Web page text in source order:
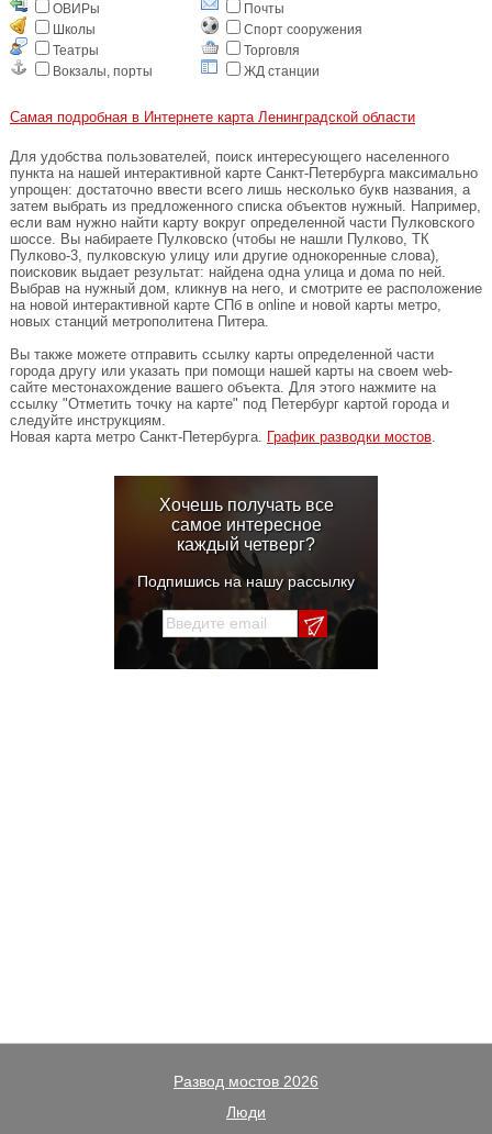
ОВИРы
Почты
Школы
Спорт сооружения
Театры
Торговля
Вокзалы, порты
ЖД станции
Самая подробная в Интернете карта Ленинградской области
Для удобства пользователей, поиск интересующего населенного
пункта на нашей интерактивной карте Санкт-Петербурга максимально
упрощен: достаточно ввести всего лишь несколько букв названия, а
затем выбрать из предложенного списка объектов нужный. Например,
если вам нужно найти карту вокруг определенной части Пулковского
шоссе. Вы набираете Пулковско (чтобы не нашли Пулково, ТК
Пулково-3, пулковскую улицу или другие однокоренные слова),
поисковик выдает результат: найдена одна улица и дома по ней.
Выбрав на нужный дом, кликнув на него, и смотрите ее расположение
на новой интерактивной карте СПб в online и новой карты метро,
новых станций метрополитена Питера.
Вы также можете отправить ссылку карты определенной части
города другу или указать при помощи нашей карты на своем web-
сайте местонахождение вашего объекта. Для этого нажмите на
ссылку "Отметить точку на карте" под Петербург картой города и
следуйте инструкциям.
Новая карта метро Санкт-Петербурга. График разводки мостов.
Хочешь получать все
самое интересное
каждый четверг?
Подпишись на нашу рассылку
Развод мостов 2026
Люди